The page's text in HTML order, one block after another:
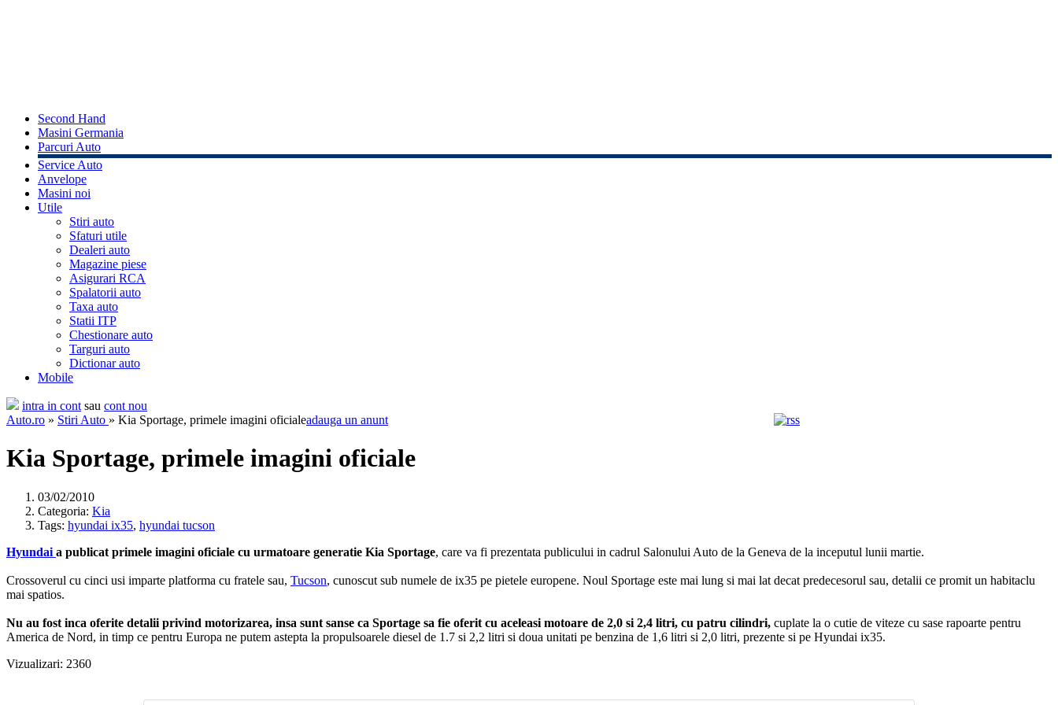
Second Hand
Masini Germania
Parcuri Auto
Service Auto
Anvelope
Masini noi
Utile
Stiri auto
Sfaturi utile
Dealeri auto
Magazine piese
Asigurari RCA
Spalatorii auto
Taxa auto
Statii ITP
Chestionare auto
Targuri auto
Dictionar auto
Mobile
intra in cont sau cont nou
Auto.ro » Stiri Auto » Kia Sportage, primele imagini oficialeadauga un anunt
Kia Sportage, primele imagini oficiale
03/02/2010
Categoria: Kia
Tags: hyundai ix35, hyundai tucson
Hyundai a publicat primele imagini oficiale cu urmatoare generatie Kia Sportage, care va fi prezentata publicului in cadrul Salonului Auto de la Geneva de la inceputul lunii martie.
Crossoverul cu cinci usi imparte platforma cu fratele sau, Tucson, cunoscut sub numele de ix35 pe pietele europene. Noul Sportage este mai lung si mai lat decat predecesorul sau, detalii ce promit un habitaclu
mai spatios.
Nu au fost inca oferite detalii privind motorizarea, insa sunt sanse ca Sportage sa fie oferit cu aceleasi motoare de 2,0 si 2,4 litri, cu patru cilindri, cuplate la o cutie de viteze cu sase rapoarte pentru
America de Nord, in timp ce pentru Europa ne putem astepta la propulsoarele diesel de 1.7 si 2,2 litri si doua unitati pe benzina de 1,6 litri si 2,0 litri, prezente si pe Hyundai ix35.
Vizualizari: 2360